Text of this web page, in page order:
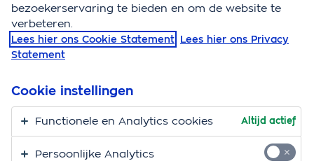
Ontdek het gemak van
directe
schadeafhandeling
voor WA (Plus)-
verzekerden
bezoekerservaring te bieden en om de website te
verbeteren.
Lees hier ons Cookie Statement Lees hier ons Privacy
Statement
Cookie instellingen
Functionele en Analytics cookies Altijd actief
Persoonlijke Analytics